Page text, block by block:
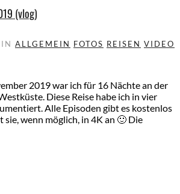
(vlog)
IN ALLGEMEIN FOTOS REISEN VIDEO
2019 war ich für 16 Nächte an der
Diese Reise habe ich in vier
Alle Episoden gibt es kostenlos
sie, wenn möglich, in 4K an 🙂 Die